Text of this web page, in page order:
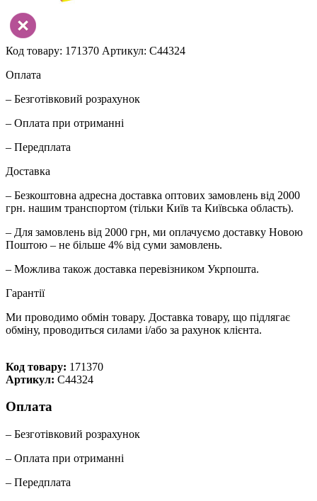
Код товару: 171370 Артикул: C44324
Оплата
– Безготівковий розрахунок
– Оплата при отриманні
– Передплата
Доставка
– Безкоштовна адресна доставка оптових замовлень від 2000
грн. нашим транспортом (тільки Київ та Київська область).
– Для замовлень від 2000 грн, ми оплачуємо доставку Новою
Поштою – не більше 4% від суми замовлень.
– Можлива також доставка перевізником Укрпошта.
Гарантії
Ми проводимо обмін товару. Доставка товару, що підлягає
обміну, проводиться силами і/або за рахунок клієнта.
Код товару: 171370
Артикул: C44324
Оплата
– Безготівковий розрахунок
– Оплата при отриманні
– Передплата